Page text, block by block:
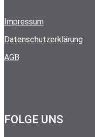
Impressum
Datenschutzerklärung
AGB
FOLGE UNS